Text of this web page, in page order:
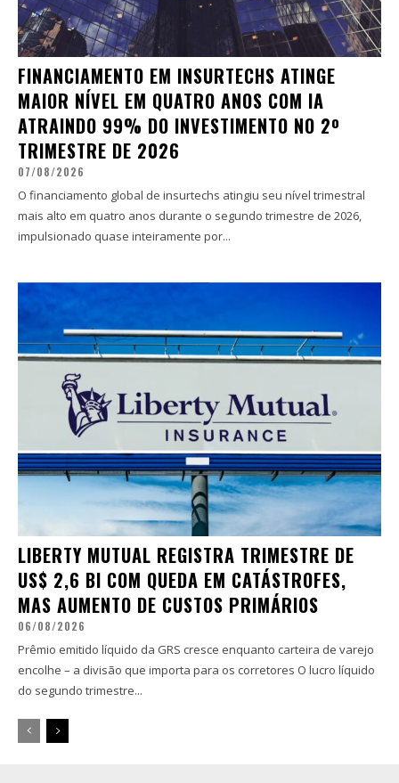
FINANCIAMENTO EM INSURTECHS ATINGE
MAIOR NÍVEL EM QUATRO ANOS COM IA
ATRAINDO 99% DO INVESTIMENTO NO 2º
TRIMESTRE DE 2026
07/08/2026
O financiamento global de insurtechs atingiu seu nível trimestral
mais alto em quatro anos durante o segundo trimestre de 2026,
impulsionado quase inteiramente por...
LIBERTY MUTUAL REGISTRA TRIMESTRE DE
US$ 2,6 BI COM QUEDA EM CATÁSTROFES,
MAS AUMENTO DE CUSTOS PRIMÁRIOS
06/08/2026
Prêmio emitido líquido da GRS cresce enquanto carteira de varejo
encolhe – a divisão que importa para os corretores O lucro líquido
do segundo trimestre...